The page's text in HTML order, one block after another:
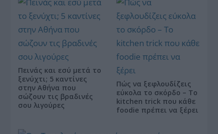
Πεινάς και εσύ μετά το
ξενύχτι; 5 καντίνες
στην Αθήνα που
σώζουν τις βραδινές
σου λιγούρες
Πώς να ξεφλουδίζεις
εύκολα το σκόρδο – Το
kitchen trick που κάθε
foodie πρέπει να ξέρει